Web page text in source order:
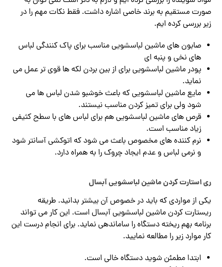
صورت مستقیم به برند خاصی اشاره داشت. فقط نکات مهم را در
زیر بررسی کرده ایم.
صابون های ماشین لباسشویی مناسب برای پاک کنندگی لباس
های نخی و پنبه ای
پودر ماشین لباسشویی برای از بین بردن لکه ها قوی تر عمل می
نماید.
مایع ماشین لباسشویی که باعث خوشبو شدن لباس ها می
شود ولی برای تمیز کردن مناسب نیستند.
قرص های ماشین لباسشویی هم برای لباس های با سطح کثیفی
زیاد مناسب است.
نرم کننده های مخصوص باعث می شود که اتوکشی آسانتر شود
و نرمی لباس و عدم ایجاد چروک را به همراه دارد.
ری استارت کردن ماشین لباسشویی آبسال
یکی از مواردی که باید در خصوص آن بیشتر بدانید. طریقه
ریستارت کردن ماشین لباسشویی آبسال است. این کار می تواند
برنامه بهم ریخته دستگاه را ساماندهی نماید. برای انجام درست این
کار موارد زیر را مطالعه نمایید.
ابتدا مطمئن شوید دستگاه خالی است.